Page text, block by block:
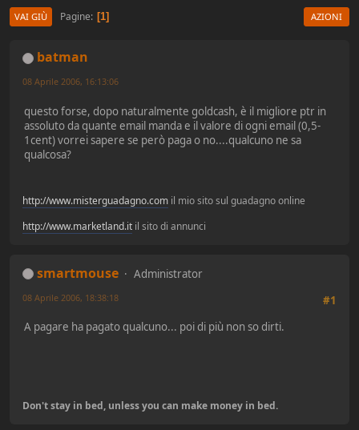
VAI GIÙ Pagine 1 AZIONI
batman
08 Aprile 2006, 16:13:06
questo forse, dopo naturalmente goldcash, è il migliore ptr in
assoluto da quante email manda e il valore di ogni email (0,5-
1cent) vorrei sapere se però paga o no....qualcuno ne sa
qualcosa?
http://www.misterguadagno.com il mio sito sul guadagno online
http://www.marketland.it il sito di annunci
smartmouse
Administrator
#1
08 Aprile 2006, 18:38:18
A pagare ha pagato qualcuno... poi di più non so dirti.
Don't stay in bed, unless you can make money in bed.